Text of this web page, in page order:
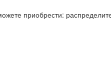
приобрести: